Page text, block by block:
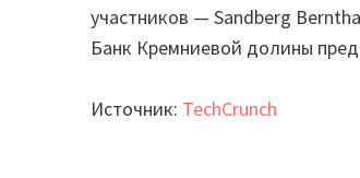
участников — Sandberg
Банк Кремниевой долины
Источник: TechCrunch